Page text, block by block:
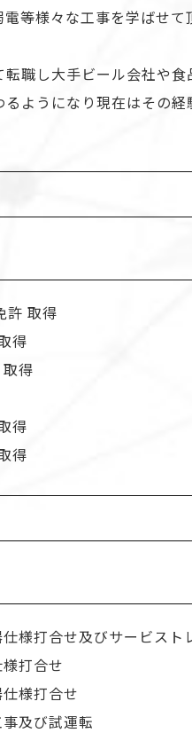
等様々な工事を学ばせて
職し大手ビール会社や
ようになり現在はその経
許 取得
得
得
得
得
様打合せ及びサービスト
打合せ
様打合せ
及び試運転